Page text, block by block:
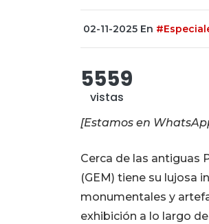
02-11-2025 En
5559
vistas
[Estamos en
Cerca de las antiguas
(GEM) tiene su lujosa
monumentales y
exhibición a lo largo